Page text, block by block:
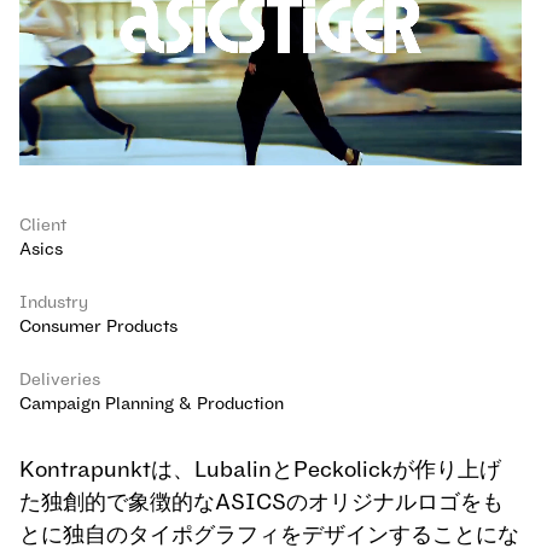
Client
Asics
Industry
Consumer Products
Deliveries
Campaign Planning & Production
Kontrapunktは、LubalinとPeckolickが作り上げ
た独創的で象徴的なASICSのオリジナルロゴをも
とに独自のタイポグラフィをデザインすることにな